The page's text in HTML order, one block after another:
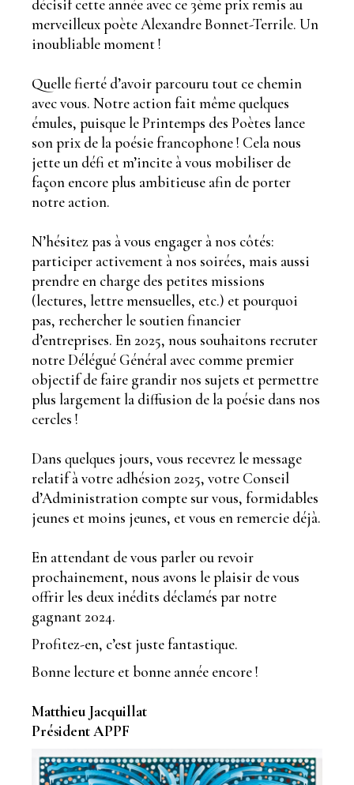
décisif cette année avec ce 3ème prix remis au
merveilleux poète Alexandre Bonnet-Terrile. Un
inoubliable moment !
Quelle fierté d’avoir parcouru tout ce chemin
avec vous. Notre action fait même quelques
émules, puisque le Printemps des Poètes lance
son prix de la poésie francophone ! Cela nous
jette un défi et m’incite à vous mobiliser de
façon encore plus ambitieuse afin de porter
notre action.
N’hésitez pas à vous engager à nos côtés:
participer activement à nos soirées, mais aussi
prendre en charge des petites missions
(lectures, lettre mensuelles, etc.) et pourquoi
pas, rechercher le soutien financier
d’entreprises. En 2025, nous souhaitons recruter
notre Délégué Général avec comme premier
objectif de faire grandir nos sujets et permettre
plus largement la diffusion de la poésie dans nos
cercles !
Dans quelques jours, vous recevrez le message
relatif à votre adhésion 2025, votre Conseil
d’Administration compte sur vous, formidables
jeunes et moins jeunes, et vous en remercie déjà.
En attendant de vous parler ou revoir
prochainement, nous avons le plaisir de vous
offrir les deux inédits déclamés par notre
gagnant 2024.
Profitez-en, c’est juste fantastique.
Bonne lecture et bonne année encore !
Matthieu Jacquillat
Président APPF